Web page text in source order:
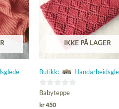
IKKE PÅ LAGER
Butikk:
0
ut
Babyteppe
kr450